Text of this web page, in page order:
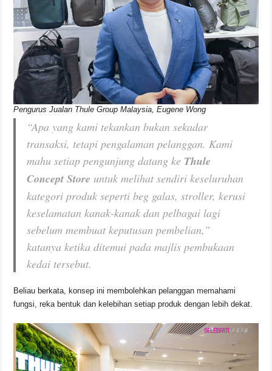
Pengurus Jualan Thule Group Malaysia, Eugene Wong
“Apa yang kami tekankan bukan sekadar
transaksi, tetapi pengalaman pelanggan. Kami
mahu setiap pengunjung datang ke Thule
Concept Store untuk melihat sendiri keseluruhan
kategori produk seperti beg galas, stroller, kerusi
keselamatan kanak-kanak dan pelbagai lagi
sebelum membuat keputusan pembelian,”
katanya ketika ditemui pada majlis pembukaan
kedai tersebut.
Beliau berkata, konsep ini membolehkan pelanggan memahami
fungsi, reka bentuk dan kelebihan setiap produk dengan lebih dekat.